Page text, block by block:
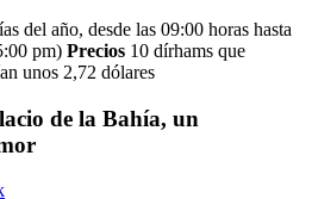
del año, desde las 09:00 horas hasta
pm) Precios 10 dírhams que
unos 2,72 dólares
de la Bahía, un